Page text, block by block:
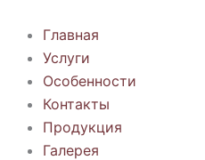
содержимому
Главная
Услуги
Особенности
Контакты
Продукция
Галерея